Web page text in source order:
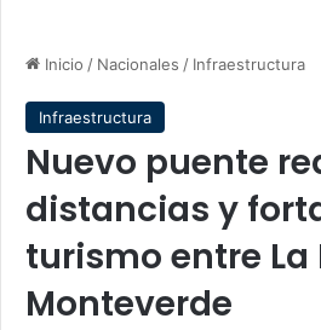
Inicio / Nacionales / Infraestructura
Infraestructura
Nuevo puente
distancias y
turismo entre La
Monteverde